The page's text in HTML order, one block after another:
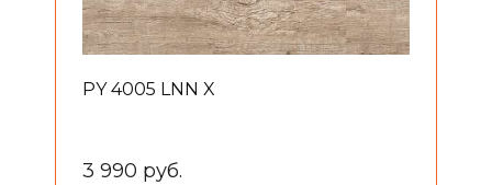
PY 4005 LNN X
3 990 руб.